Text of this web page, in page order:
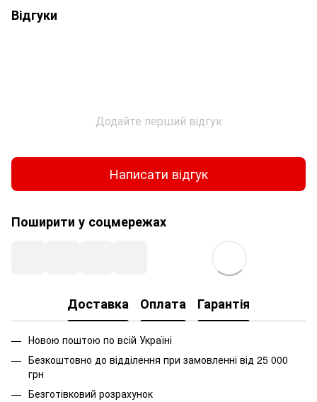
Відгуки
Додайте перший відгук
Написати відгук
Поширити у соцмережах
Доставка Оплата Гарантія
Новою поштою по всій Україні
Безкоштовно до відділення при замовленні від 25 000
грн
Безготівковий розрахунок